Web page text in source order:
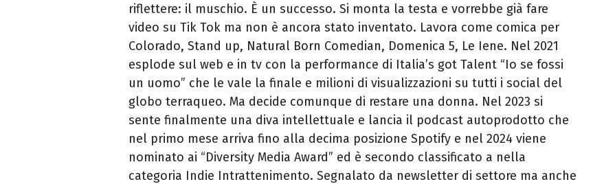
riflettere: il muschio. È un successo. Si monta la testa e vorrebbe già fare
video su Tik Tok ma non è ancora stato inventato. Lavora come comica per
Colorado, Stand up, Natural Born Comedian, Domenica 5, Le Iene. Nel 2021
esplode sul web e in tv con la performance di Italia’s got Talent “Io se fossi
un uomo” che le vale la finale e milioni di visualizzazioni su tutti i social del
globo terraqueo. Ma decide comunque di restare una donna. Nel 2023 si
sente finalmente una diva intellettuale e lancia il podcast autoprodotto che
nel primo mese arriva fino alla decima posizione Spotify e nel 2024 viene
nominato ai “Diversity Media Award” ed è secondo classificato a nella
categoria Indie Intrattenimento. Segnalato da newsletter di settore ma anche